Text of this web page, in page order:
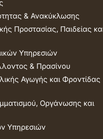
& Ανακύκλωσης
Προστασίας, Παιδείας
Υπηρεσιών
& Πρασίνου
Αγωγής και Φροντίδας
Οργάνωσης και
Υπηρεσιών